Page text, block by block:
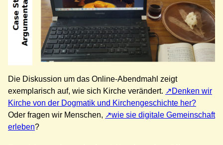
Die Diskussion um das Online-Abendmahl zeigt
exemplarisch auf, wie sich Kirche verändert.
Denken wir
Kirche von der Dogmatik und Kirchengeschichte her?
Oder fragen wir Menschen,
wie sie digitale Gemeinschaft
erleben?